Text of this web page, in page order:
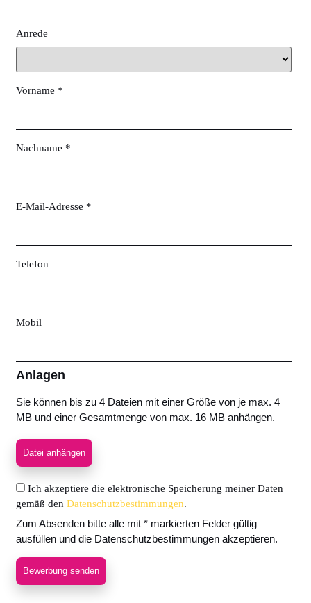
Anrede
Vorname *
Nachname *
E-Mail-Adresse *
Telefon
Mobil
Anlagen
Sie können bis zu 4 Dateien mit einer Größe von je max. 4
MB und einer Gesamtmenge von max. 16 MB anhängen.
Datei anhängen
Ich akzeptiere die elektronische Speicherung meiner Daten
gemäß den Datenschutzbestimmungen.
Zum Absenden bitte alle mit * markierten Felder gültig
ausfüllen und die Datenschutzbestimmungen akzeptieren.
Bewerbung senden